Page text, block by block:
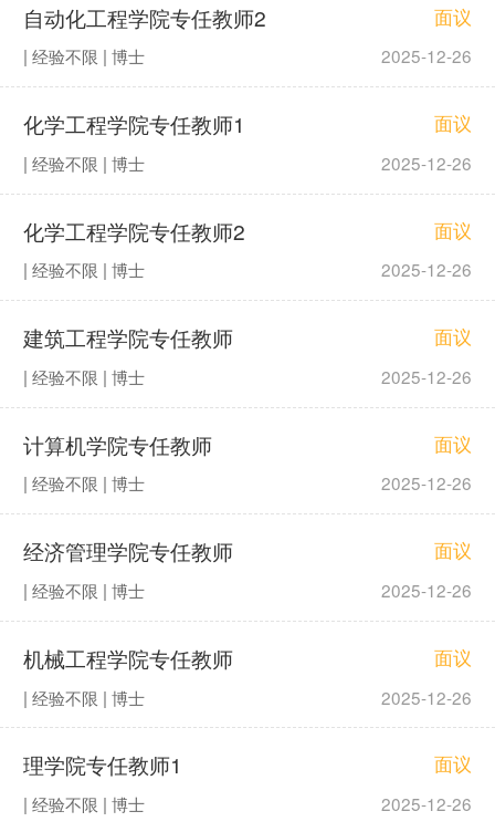
自动化工程学院专任教师2 面议
| 经验不限 | 博士 2025-12-26
化学工程学院专任教师1 面议
| 经验不限 | 博士 2025-12-26
化学工程学院专任教师2 面议
| 经验不限 | 博士 2025-12-26
建筑工程学院专任教师 面议
| 经验不限 | 博士 2025-12-26
计算机学院专任教师 面议
| 经验不限 | 博士 2025-12-26
经济管理学院专任教师 面议
| 经验不限 | 博士 2025-12-26
机械工程学院专任教师 面议
| 经验不限 | 博士 2025-12-26
理学院专任教师1 面议
| 经验不限 | 博士 2025-12-26